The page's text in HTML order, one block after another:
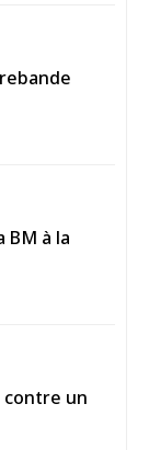
BM à la
contre un